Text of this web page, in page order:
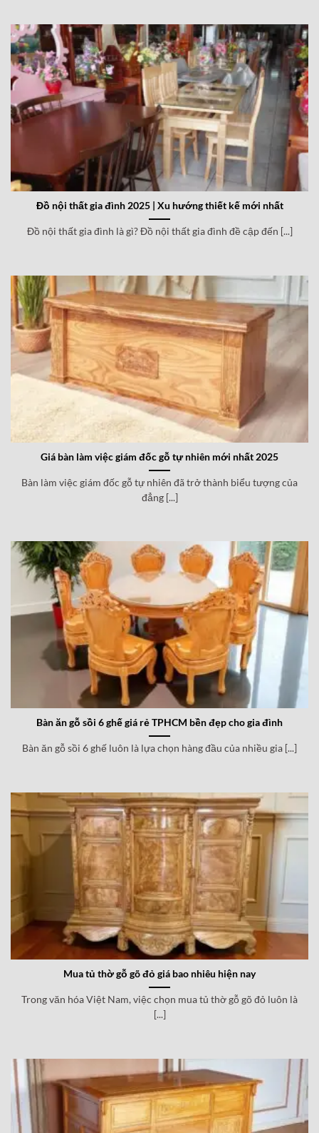
Đồ nội thất gia đình 2025 | Xu hướng thiết kế mới nhất
Đồ nội thất gia đình là gì? Đồ nội thất gia đình đề cập đến [...]
Giá bàn làm việc giám đốc gỗ tự nhiên mới nhất 2025
Bàn làm việc giám đốc gỗ tự nhiên đã trở thành biểu tượng của
đẳng [...]
Bàn ăn gỗ sồi 6 ghế giá rẻ TPHCM bền đẹp cho gia đình
Bàn ăn gỗ sồi 6 ghế luôn là lựa chọn hàng đầu của nhiều gia [...]
Mua tủ thờ gỗ gõ đỏ giá bao nhiêu hiện nay
Trong văn hóa Việt Nam, việc chọn mua tủ thờ gỗ gõ đỏ luôn là
[...]